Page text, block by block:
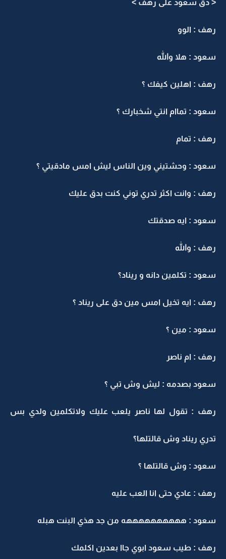
< دق سعود على رهف >
رهف : الوو
سعود : هلا والله
رهف : اهلين كيفك ؟
سعود : تماام انتي شخبارك ؟
رهف : تمام
سعود : وحشتيني وين الناس ليش امس مادقيتي ؟
رهف : وانت اكثر تدري توني كنت بدق عليك
سعود : ايه صدقتك
رهف : والله
سعود : تكلمين دانه و ريناد؟
رهف : ايه تخيل امس مين دق على ريناد ؟
سعود : مين ؟
رهف : ام ناصر
سعود بصدمه : ليش وش تبي ؟
رهف : تقول لها ناصر يلعب عليك ولاتكلمين ولدي بس
تدري ريناد وش قالتلها؟
سعود : وش قالتلها ؟
رهف : عادي حتى انا العب عليه
سعود : ههههههههههه من جد هذي البنت هبله
رهف : طيب سعود ابوي جاا بعدين اكلمك